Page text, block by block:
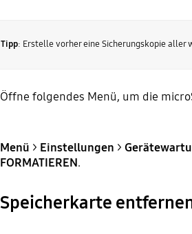
Tipp: Erstelle vorher eine Sicherungskopie aller
Öffne folgendes Menü, um die
Menü > Einstellungen >
FORMATIEREN.
Speicherkarte